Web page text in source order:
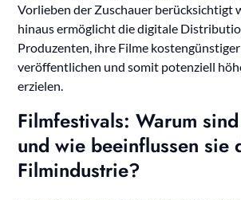
Vorlieben der Zuschauer berücksichtigt
hinaus ermöglicht die digitale
Produzenten, ihre Filme kostengünstiger
veröffentlichen und somit potenziell
erzielen.
Filmfestivals: Warum
und wie beeinflussen sie
Filmindustrie?